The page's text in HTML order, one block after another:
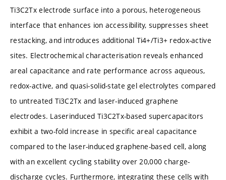
Ti3C2Tx electrode surface into a porous, heterogeneous
interface that enhances ion accessibility, suppresses sheet
restacking, and introduces additional Ti4+/Ti3+ redox-active
sites. Electrochemical characterisation reveals enhanced
areal capacitance and rate performance across aqueous,
redox-active, and quasi-solid-state gel electrolytes compared
to untreated Ti3C2Tx and laser-induced graphene
electrodes. Laserinduced Ti3C2Tx-based supercapacitors
exhibit a two-fold increase in specific areal capacitance
compared to the laser-induced graphene-based cell, along
with an excellent cycling stability over 20,000 charge-
discharge cycles. Furthermore, integrating these cells with